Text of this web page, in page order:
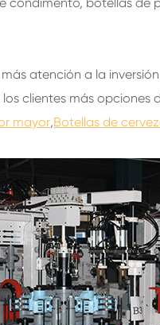
atención a la
clientes más opciones
mayor,Botellas de